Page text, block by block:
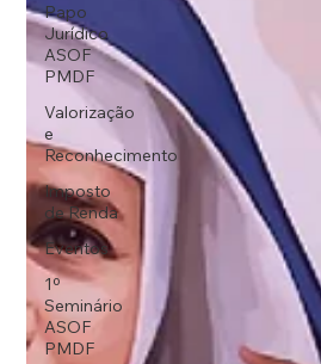
Papo
Jurídico
ASOF
PMDF
Valorização
e
Reconhecimento
Imposto
de Renda
Eventos
1º
Seminário
ASOF
PMDF